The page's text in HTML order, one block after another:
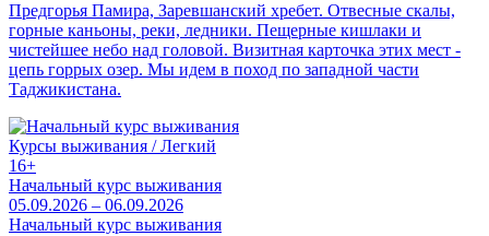
Предгорья Памира, Заревшанский хребет. Отвесные скалы,
горные каньоны, реки, ледники. Пещерные кишлаки и
чистейшее небо над головой. Визитная карточка этих мест -
цепь горрых озер. Мы идем в поход по западной части
Таджикистана.
Курсы выживания / Легкий
16+
Начальный курс выживания
05.09.2026 – 06.09.2026
Начальный курс выживания